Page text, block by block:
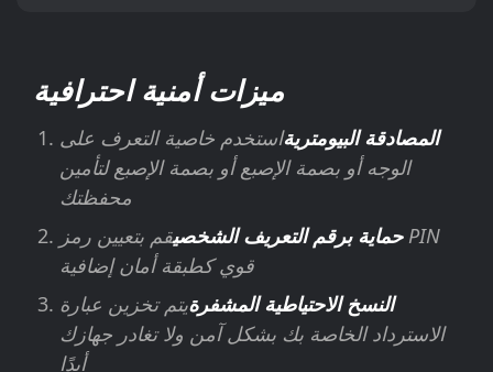
ميزات أمنية احترافية
المصادقة البيومتريةاستخدم خاصية التعرف على
الوجه أو بصمة الإصبع أو بصمة الإصبع لتأمين
محفظتك
حماية برقم التعريف الشخصيقم بتعيين رمز PIN
قوي كطبقة أمان إضافية
النسخ الاحتياطية المشفرةيتم تخزين عبارة
الاسترداد الخاصة بك بشكل آمن ولا تغادر جهازك
أبدًا